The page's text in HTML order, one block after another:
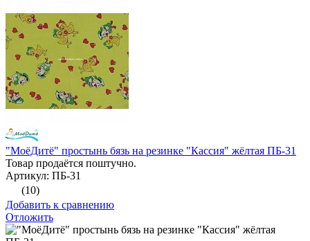
"МоёДитё" простынь бязь на резинке "Кассия" жёлтая ПБ-31
Товар продаётся поштучно.
Артикул: ПБ-31
(10)
Добавить к сравнению
Отложить